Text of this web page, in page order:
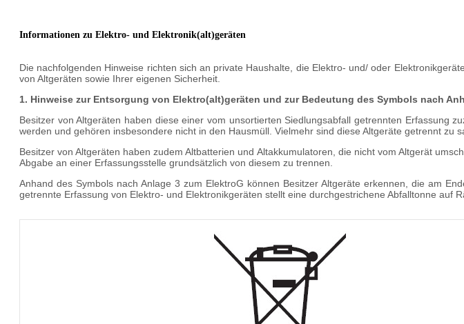
Informationen zu Elektro- und Elektronik(alt)geräten
Die nachfolgenden Hinweise richten sich an private Haushalte, die Elektro- und/ oder
von Altgeräten sowie Ihrer eigenen Sicherheit.
1. Hinweise zur Entsorgung von Elektro(alt)geräten und zur Bedeutung des Symbols nach
Besitzer von Altgeräten haben diese einer vom unsortierten Siedlungsabfall getrennten Erfassung
werden und gehören insbesondere nicht in den Hausmüll. Vielmehr sind diese Altgeräte getrennt zu
Besitzer von Altgeräten haben zudem Altbatterien und Altakkumulatoren, die nicht vom Altgerät
Abgabe an einer Erfassungsstelle grundsätzlich von diesem zu trennen.
Anhand des Symbols nach Anlage 3 zum ElektroG können Besitzer Altgeräte erkennen, die am
getrennte Erfassung von Elektro- und Elektronikgeräten stellt eine durchgestrichene Abfalltonne auf